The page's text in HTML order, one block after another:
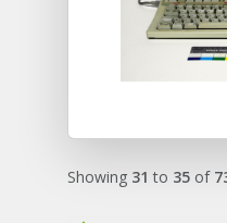
Showing 31 to 35 of